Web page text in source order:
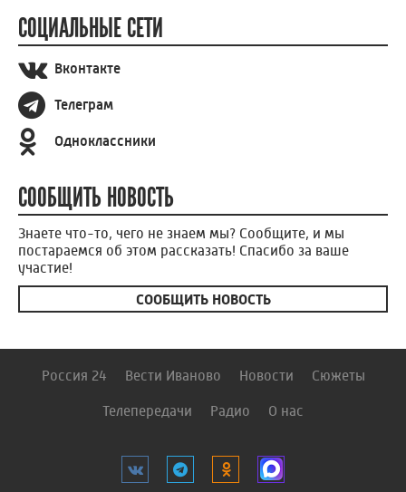
СОЦИАЛЬНЫЕ СЕТИ
Вконтакте
Телеграм
Одноклассники
СООБЩИТЬ НОВОСТЬ
Знаете что-то, чего не знаем мы? Сообщите, и мы
постараемся об этом рассказать! Спасибо за ваше
участие!
СООБЩИТЬ НОВОСТЬ
Россия 24 Вести Иваново Новости Сюжеты
Телепередачи Радио О нас